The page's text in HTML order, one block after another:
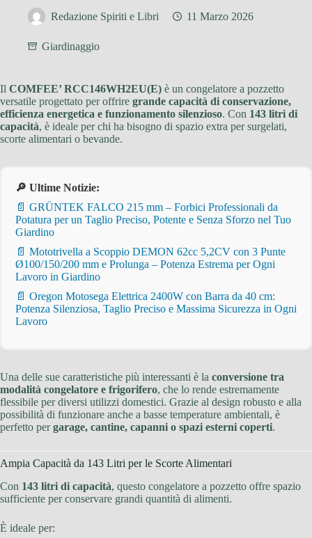
Redazione Spiriti e Libri 11 Marzo 2026
Giardinaggio
Il COMFEE’ RCC146WH2EU(E) è un congelatore a pozzetto
versatile progettato per offrire grande capacità di conservazione,
efficienza energetica e funzionamento silenzioso. Con 143 litri di
capacità, è ideale per chi ha bisogno di spazio extra per surgelati,
scorte alimentari o bevande.
🔎 Ultime Notizie:
📄 GRÜNTEK FALCO 215 mm – Forbici Professionali da
Potatura per un Taglio Preciso, Potente e Senza Sforzo nel Tuo
Giardino
📄 Mototrivella a Scoppio DEMON 62cc 5,2CV con 3 Punte
Ø100/150/200 mm e Prolunga – Potenza Estrema per Ogni
Lavoro in Giardino
📄 Oregon Motosega Elettrica 2400W con Barra da 40 cm:
Potenza Silenziosa, Taglio Preciso e Massima Sicurezza in Ogni
Lavoro
Una delle sue caratteristiche più interessanti è la conversione tra
modalità congelatore e frigorifero, che lo rende estremamente
flessibile per diversi utilizzi domestici. Grazie al design robusto e alla
possibilità di funzionare anche a basse temperature ambientali, è
perfetto pergarage, cantine, capanni o spazi esterni coperti.
Ampia Capacità da 143 Litri per le Scorte Alimentari
Con 143 litri di capacità, questo congelatore a pozzetto offre spazio
sufficiente per conservare grandi quantità di alimenti.
È ideale per: